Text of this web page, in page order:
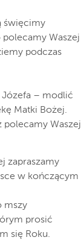
święcimy
Waszej
podczas
Józefa – modlić
Matki Bożej.
polecamy Waszej
zapraszamy
w kończącym
mszy
prosić
się Roku.